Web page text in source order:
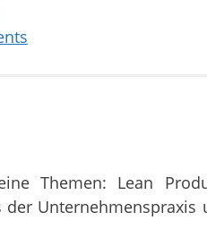
Themen: Lean